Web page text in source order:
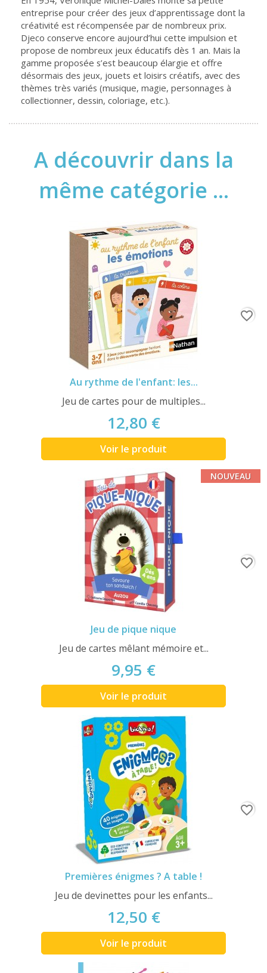
entreprise pour créer des jeux d’apprentissage dont la
créativité est récompensée par de nombreux prix.
Djeco conserve encore aujourd’hui cette impulsion et
propose de nombreux jeux éducatifs dès 1 an. Mais la
gamme proposée s’est beaucoup élargie et offre
désormais des jeux, jouets et loisirs créatifs, avec des
thèmes très variés (musique, magie, personnages à
collectionner, dessin, coloriage, etc.).
A découvrir dans la
même catégorie ...
Au rythme de l'enfant: les...
Jeu de cartes pour de multiples...
12,80 €
Voir le produit
favorite_border
Jeu de pique nique
Jeu de cartes mêlant mémoire et...
9,95 €
Voir le produit
NOUVEAU
favorite_border
Premières énigmes ? A table !
Jeu de devinettes pour les enfants...
12,50 €
Voir le produit
favorite_border